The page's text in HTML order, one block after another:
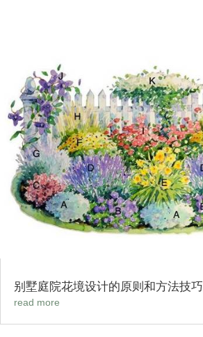
别墅庭院花境设计的原则和方法技巧
read more